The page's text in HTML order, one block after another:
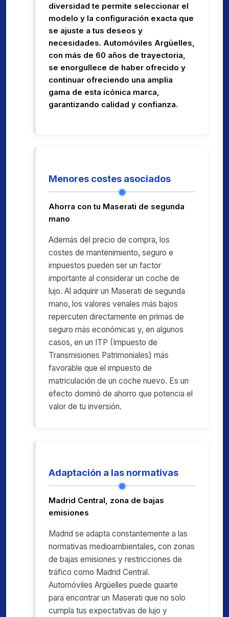
diversidad te permite seleccionar el
modelo y la configuración exacta que
se ajuste a tus deseos y
necesidades. Automóviles Argüelles,
con más de 60 años de trayectoria,
se enorgullece de haber ofrecido y
continuar ofreciendo una amplia
gama de esta icónica marca,
garantizando calidad y confianza.
Menores costes asociados
Ahorra con tu Maserati de segunda
mano
Además del precio de compra, los
costes de mantenimiento, seguro e
impuestos pueden ser un factor
importante al considerar un coche de
lujo. Al adquirir un Maserati de segunda
mano, los valores venales más bajos
repercuten directamente en primas de
seguro más económicas y, en algunos
casos, en un ITP (Impuesto de
Transmisiones Patrimoniales) más
favorable que el impuesto de
matriculación de un coche nuevo. Es un
efecto dominó de ahorro que potencia el
valor de tu inversión.
Adaptación a las normativas
Madrid Central, zona de bajas
emisiones
Madrid se adapta constantemente a las
normativas medioambientales, con zonas
de bajas emisiones y restricciones de
tráfico como Madrid Central.
Automóviles Argüelles puede guiarte
para encontrar un Maserati que no solo
cumpla tus expectativas de lujo y